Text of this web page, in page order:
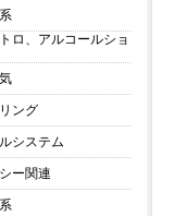
ロ、アルコールショ
ング
システム
ー関連